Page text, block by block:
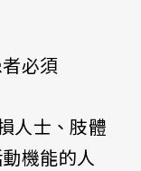
必須
人士、肢體
機能的人